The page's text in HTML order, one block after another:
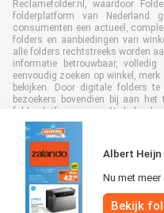
Albert
Nu met
Bekijk
Reclamefolder.nl, waardoor
folderplatform van Nederland
consumenten een actueel,
folders en aanbiedingen van
alle folders rechtstreeks worden
informatie betrouwbaar,
eenvoudig zoeken op winkel,
bekijken. Door digitale folders
bezoekers bovendien bij aan
folderplatform van
folderpublicaties, heeft
met retailers en merken. Hierdoor
speler in de digitale foldermarkt.